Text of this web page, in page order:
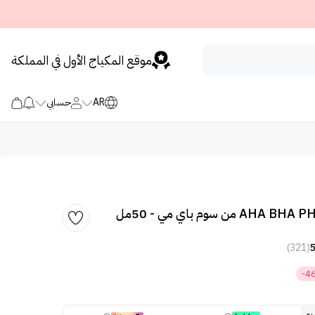
موقع المكياج الأول في المملكة
AR حسابي
5
(321)
-